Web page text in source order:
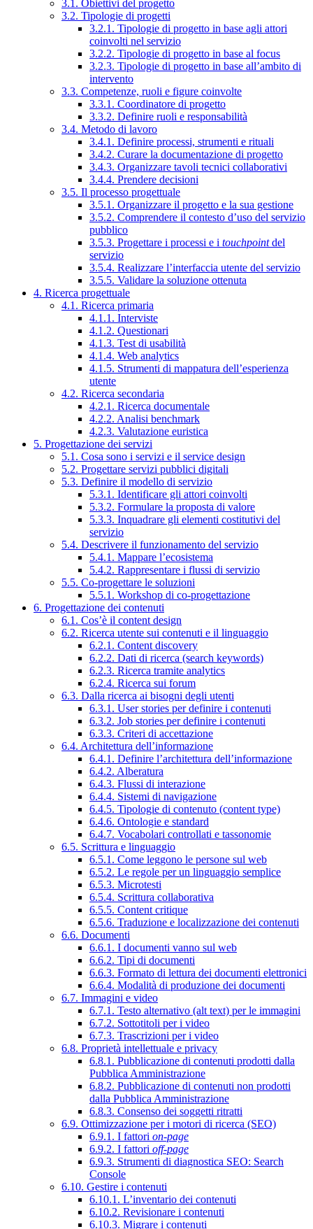
3.1. Obiettivi del progetto
3.2. Tipologie di progetti
3.2.1. Tipologie di progetto in base agli attori
coinvolti nel servizio
3.2.2. Tipologie di progetto in base al focus
3.2.3. Tipologie di progetto in base all’ambito di
intervento
3.3. Competenze, ruoli e figure coinvolte
3.3.1. Coordinatore di progetto
3.3.2. Definire ruoli e responsabilità
3.4. Metodo di lavoro
3.4.1. Definire processi, strumenti e rituali
3.4.2. Curare la documentazione di progetto
3.4.3. Organizzare tavoli tecnici collaborativi
3.4.4. Prendere decisioni
3.5. Il processo progettuale
3.5.1. Organizzare il progetto e la sua gestione
3.5.2. Comprendere il contesto d’uso del servizio
pubblico
3.5.3. Progettare i processi e i touchpointdel
servizio
3.5.4. Realizzare l’interfaccia utente del servizio
3.5.5. Validare la soluzione ottenuta
4. Ricerca progettuale
4.1. Ricerca primaria
4.1.1. Interviste
4.1.2. Questionari
4.1.3. Test di usabilità
4.1.4. Web analytics
4.1.5. Strumenti di mappatura dell’esperienza
utente
4.2. Ricerca secondaria
4.2.1. Ricerca documentale
4.2.2. Analisi benchmark
4.2.3. Valutazione euristica
5. Progettazione dei servizi
5.1. Cosa sono i servizi e il service design
5.2. Progettare servizi pubblici digitali
5.3. Definire il modello di servizio
5.3.1. Identificare gli attori coinvolti
5.3.2. Formulare la proposta di valore
5.3.3. Inquadrare gli elementi costitutivi del
servizio
5.4. Descrivere il funzionamento del servizio
5.4.1. Mappare l’ecosistema
5.4.2. Rappresentare i flussi di servizio
5.5. Co-progettare le soluzioni
5.5.1. Workshop di co-progettazione
6. Progettazione dei contenuti
6.1. Cos’è il content design
6.2. Ricerca utente sui contenuti e il linguaggio
6.2.1. Content discovery
6.2.2. Dati di ricerca (search keywords)
6.2.3. Ricerca tramite analytics
6.2.4. Ricerca sui forum
6.3. Dalla ricerca ai bisogni degli utenti
6.3.1. User stories per definire i contenuti
6.3.2. Job stories per definire i contenuti
6.3.3. Criteri di accettazione
6.4. Architettura dell’informazione
6.4.1. Definire l’architettura dell’informazione
6.4.2. Alberatura
6.4.3. Flussi di interazione
6.4.4. Sistemi di navigazione
6.4.5. Tipologie di contenuto (content type)
6.4.6. Ontologie e standard
6.4.7. Vocabolari controllati e tassonomie
6.5. Scrittura e linguaggio
6.5.1. Come leggono le persone sul web
6.5.2. Le regole per un linguaggio semplice
6.5.3. Microtesti
6.5.4. Scrittura collaborativa
6.5.5. Content critique
6.5.6. Traduzione e localizzazione dei contenuti
6.6. Documenti
6.6.1. I documenti vanno sul web
6.6.2. Tipi di documenti
6.6.3. Formato di lettura dei documenti elettronici
6.6.4. Modalità di produzione dei documenti
6.7. Immagini e video
6.7.1. Testo alternativo (alt text) per le immagini
6.7.2. Sottotitoli per i video
6.7.3. Trascrizioni per i video
6.8. Proprietà intellettuale e privacy
6.8.1. Pubblicazione di contenuti prodotti dalla
Pubblica Amministrazione
6.8.2. Pubblicazione di contenuti non prodotti
dalla Pubblica Amministrazione
6.8.3. Consenso dei soggetti ritratti
6.9. Ottimizzazione per i motori di ricerca (SEO)
6.9.1. I fattori on-page
6.9.2. I fattori off-page
6.9.3. Strumenti di diagnostica SEO: Search
Console
6.10. Gestire i contenuti
6.10.1. L’inventario dei contenuti
6.10.2. Revisionare i contenuti
6.10.3. Migrare i contenuti